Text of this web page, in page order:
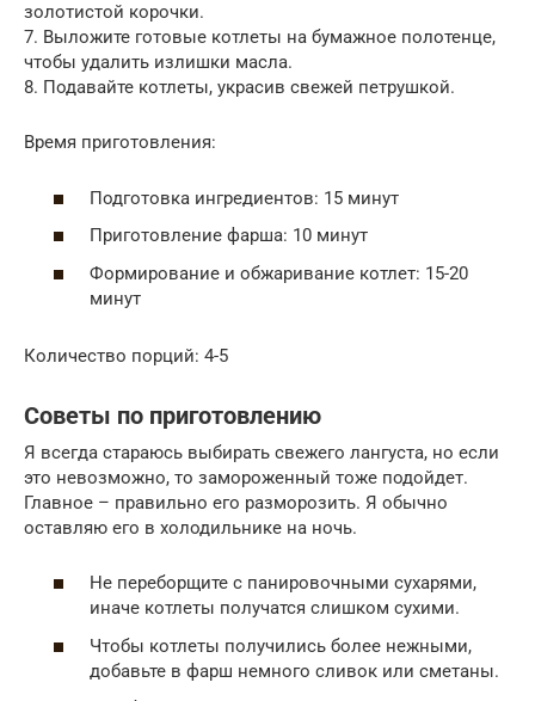
золотистой корочки.
7. Выложите готовые котлеты на бумажное полотенце,
чтобы удалить излишки масла.
8. Подавайте котлеты, украсив свежей петрушкой.
Время приготовления:
Подготовка ингредиентов: 15 минут
Приготовление фарша: 10 минут
Формирование и обжаривание котлет: 15-20
минут
Количество порций: 4-5
Советы по приготовлению
Я всегда стараюсь выбирать свежего лангуста, но если
это невозможно, то замороженный тоже подойдет.
Главное – правильно его разморозить. Я обычно
оставляю его в холодильнике на ночь.
Не переборщите с панировочными сухарями,
иначе котлеты получатся слишком сухими.
Чтобы котлеты получились более нежными,
добавьте в фарш немного сливок или сметаны.